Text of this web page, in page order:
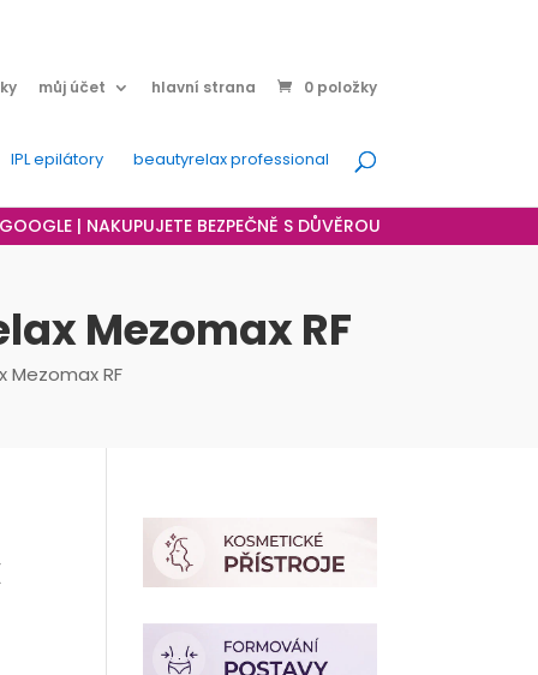
můj účet hlavní strana 0 položky
IPL epilátory beautyrelax professional
| NAKUPUJETE BEZPEČNĚ S DŮVĚROU
Mezomax RF
RF